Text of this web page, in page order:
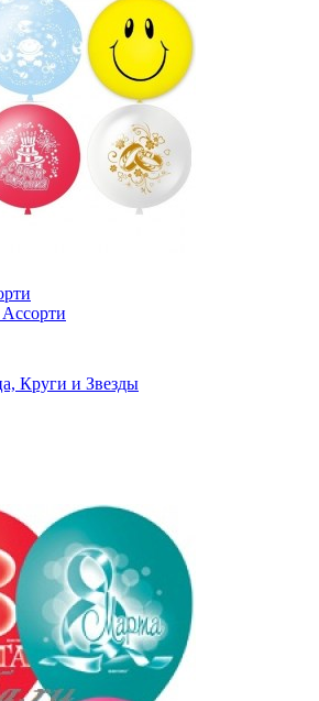
Круги и Звезды